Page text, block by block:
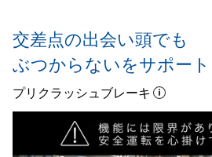
交差点の出会い頭でも
ぶつからないをサポート
プリクラッシュブレーキ